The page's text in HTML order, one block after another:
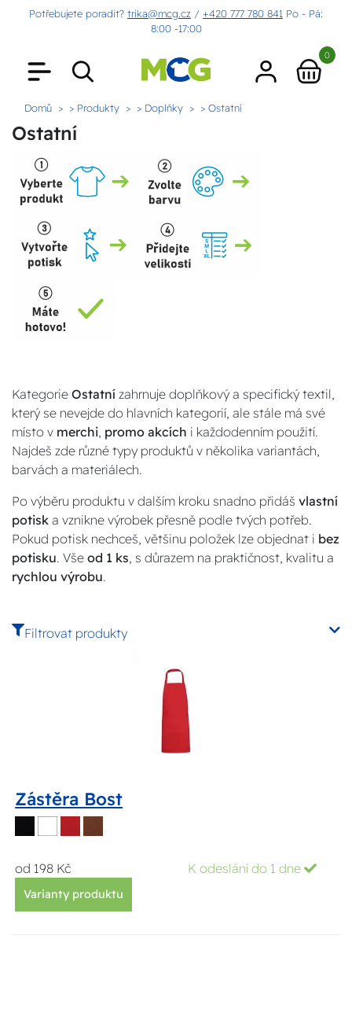
Potřebujete poradit? trika@mcg.cz / +420 777 780 841 Po - Pá:
8:00 -17:00
0
Domů > Produkty > Doplňky > Ostatní
Ostatní
Kategorie Ostatní zahrnuje doplňkový a specifický textil,
který se nevejde do hlavních kategorií, ale stále má své
místo v merchi, promo akcích i každodenním použití.
Najdeš zde různé typy produktů v několika variantách,
barvách a materiálech.
Po výběru produktu v dalším kroku snadno přidáš vlastní
potisk a vznikne výrobek přesně podle tvých potřeb.
Pokud potisk nechceš, většinu položek lze objednat i bez
potisku. Vše od 1 ks, s důrazem na praktičnost, kvalitu a
rychlou výrobu.
Filtrovat produkty
Zástěra Bost
od 198 Kč K odeslání do 1 dne
Varianty produktu